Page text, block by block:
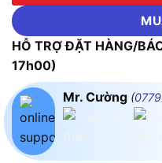
HỖ TRỢ ĐẶT HÀNG/
17h00)
Mr. Cường (